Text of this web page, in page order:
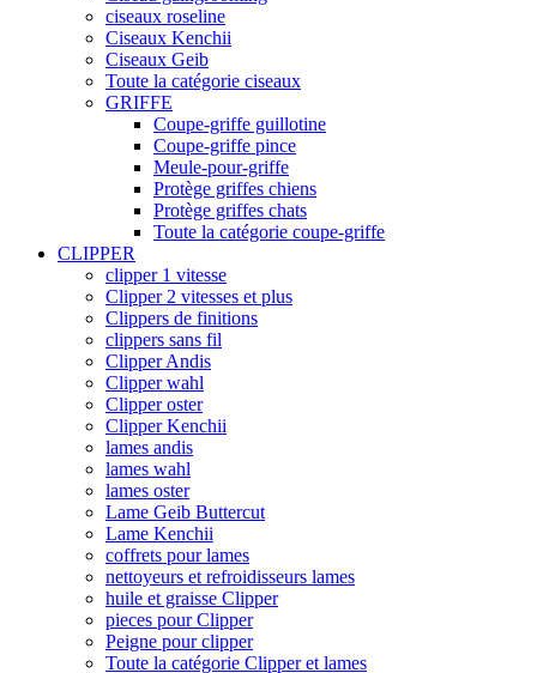
ciseaux roseline
Ciseaux Kenchii
Ciseaux Geib
Toute la catégorie ciseaux
GRIFFE
Coupe-griffe guillotine
Coupe-griffe pince
Meule-pour-griffe
Protège griffes chiens
Protège griffes chats
Toute la catégorie coupe-griffe
CLIPPER
clipper 1 vitesse
Clipper 2 vitesses et plus
Clippers de finitions
clippers sans fil
Clipper Andis
Clipper wahl
Clipper oster
Clipper Kenchii
lames andis
lames wahl
lames oster
Lame Geib Buttercut
Lame Kenchii
coffrets pour lames
nettoyeurs et refroidisseurs lames
huile et graisse Clipper
pieces pour Clipper
Peigne pour clipper
Toute la catégorie Clipper et lames